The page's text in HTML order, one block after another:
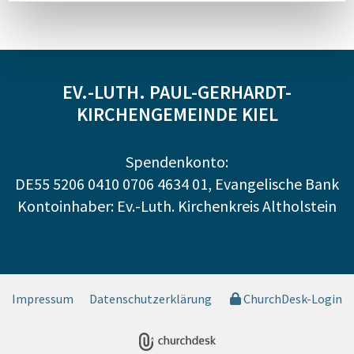
EV.-LUTH. PAUL-GERHARDT-
KIRCHENGEMEINDE KIEL
Spendenkonto:
DE55 5206 0410 0706 4634 01, Evangelische Bank
Kontoinhaber: Ev.-Luth. Kirchenkreis Altholstein
Impressum Datenschutzerklärung ChurchDesk-Login